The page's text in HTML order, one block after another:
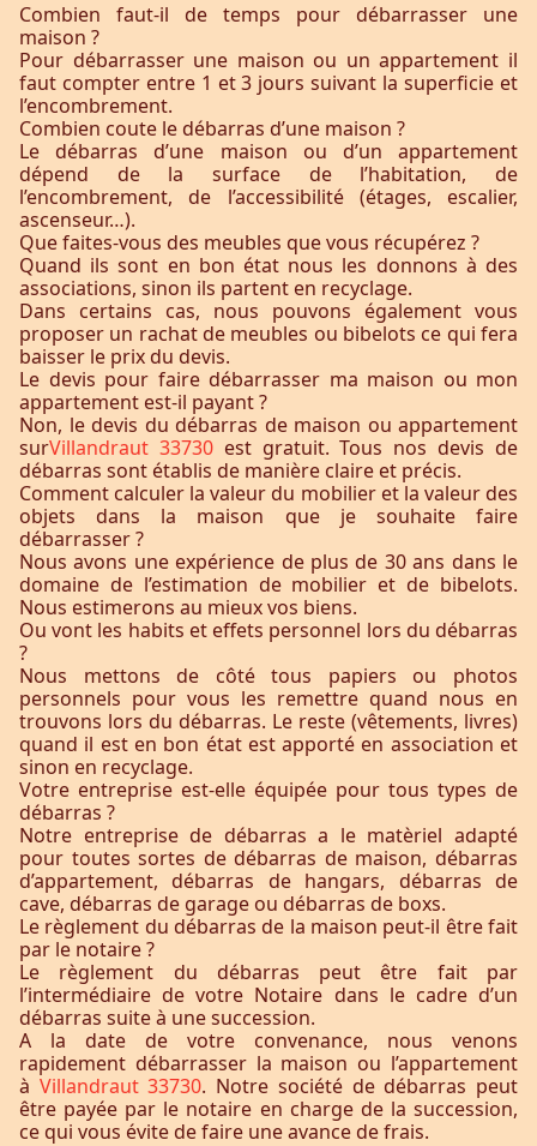
Combien faut-il de temps pour débarrasser une
maison ?
Pour débarrasser une maison ou un appartement il
faut compter entre 1 et 3 jours suivant la superficie et
l’encombrement.
Combien coute le débarras d’une maison ?
Le débarras d’une maison ou d’un appartement
dépend de la surface de l’habitation, de
l’encombrement, de l’accessibilité (étages, escalier,
ascenseur…).
Que faites-vous des meubles que vous récupérez ?
Quand ils sont en bon état nous les donnons à des
associations, sinon ils partent en recyclage.
Dans certains cas, nous pouvons également vous
proposer un rachat de meubles ou bibelots ce qui fera
baisser le prix du devis.
Le devis pour faire débarrasser ma maison ou mon
appartement est-il payant ?
Non, le devis du débarras de maison ou appartement
surVillandraut 33730 est gratuit. Tous nos devis de
débarras sont établis de manière claire et précis.
Comment calculer la valeur du mobilier et la valeur des
objets dans la maison que je souhaite faire
débarrasser ?
Nous avons une expérience de plus de 30 ans dans le
domaine de l’estimation de mobilier et de bibelots.
Nous estimerons au mieux vos biens.
Ou vont les habits et effets personnel lors du débarras
?
Nous mettons de côté tous papiers ou photos
personnels pour vous les remettre quand nous en
trouvons lors du débarras. Le reste (vêtements, livres)
quand il est en bon état est apporté en association et
sinon en recyclage.
Votre entreprise est-elle équipée pour tous types de
débarras ?
Notre entreprise de débarras a le matèriel adapté
pour toutes sortes de débarras de maison, débarras
d’appartement, débarras de hangars, débarras de
cave, débarras de garage ou débarras de boxs.
Le règlement du débarras de la maison peut-il être fait
par le notaire ?
Le règlement du débarras peut être fait par
l’intermédiaire de votre Notaire dans le cadre d’un
débarras suite à une succession.
A la date de votre convenance, nous venons
rapidement débarrasser la maison ou l’appartement
à Villandraut 33730. Notre société de débarras peut
être payée par le notaire en charge de la succession,
ce qui vous évite de faire une avance de frais.